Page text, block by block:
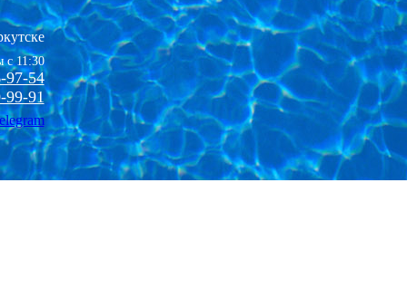
с 11:30
97-54
99-91